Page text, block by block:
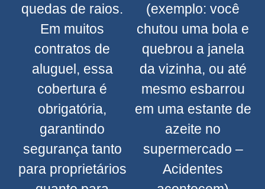
quedas de raios.
Em muitos
contratos de
aluguel, essa
cobertura é
obrigatória,
garantindo
segurança tanto
para proprietários
(exemplo: você
chutou uma bola e
quebrou a janela
da vizinha, ou até
mesmo esbarrou
em uma estante de
azeite no
supermercado –
Acidentes